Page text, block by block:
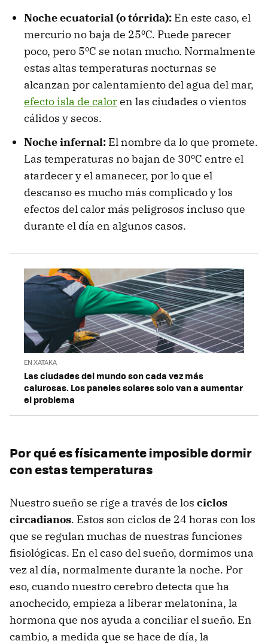
Noche ecuatorial (o tórrida): En este caso, el
mercurio no baja de 25ºC. Puede parecer
poco, pero 5ºC se notan mucho. Normalmente
estas altas temperaturas nocturnas se
alcanzan por calentamiento del agua del mar,
efecto isla de caloren las ciudades o vientos
cálidos y secos.
Noche infernal: El nombre da lo que promete.
Las temperaturas no bajan de 30ºC entre el
atardecer y el amanecer, por lo que el
descanso es mucho más complicado y los
efectos del calor más peligrosos incluso que
durante el día en algunos casos.
EN XATAKA
Las ciudades del mundo son cada vez más
calurosas. Los paneles solares solo van a aumentar
el problema
Por qué es físicamente imposible dormir
con estas temperaturas
Nuestro sueño se rige a través de los ciclos
circadianos. Estos son ciclos de 24 horas con los
que se regulan muchas de nuestras funciones
fisiológicas. En el caso del sueño, dormimos una
vez al día, normalmente durante la noche. Por
eso, cuando nuestro cerebro detecta que ha
anochecido, empieza a liberar melatonina, la
hormona que nos ayuda a conciliar el sueño. En
cambio, a medida que se hace de día, la